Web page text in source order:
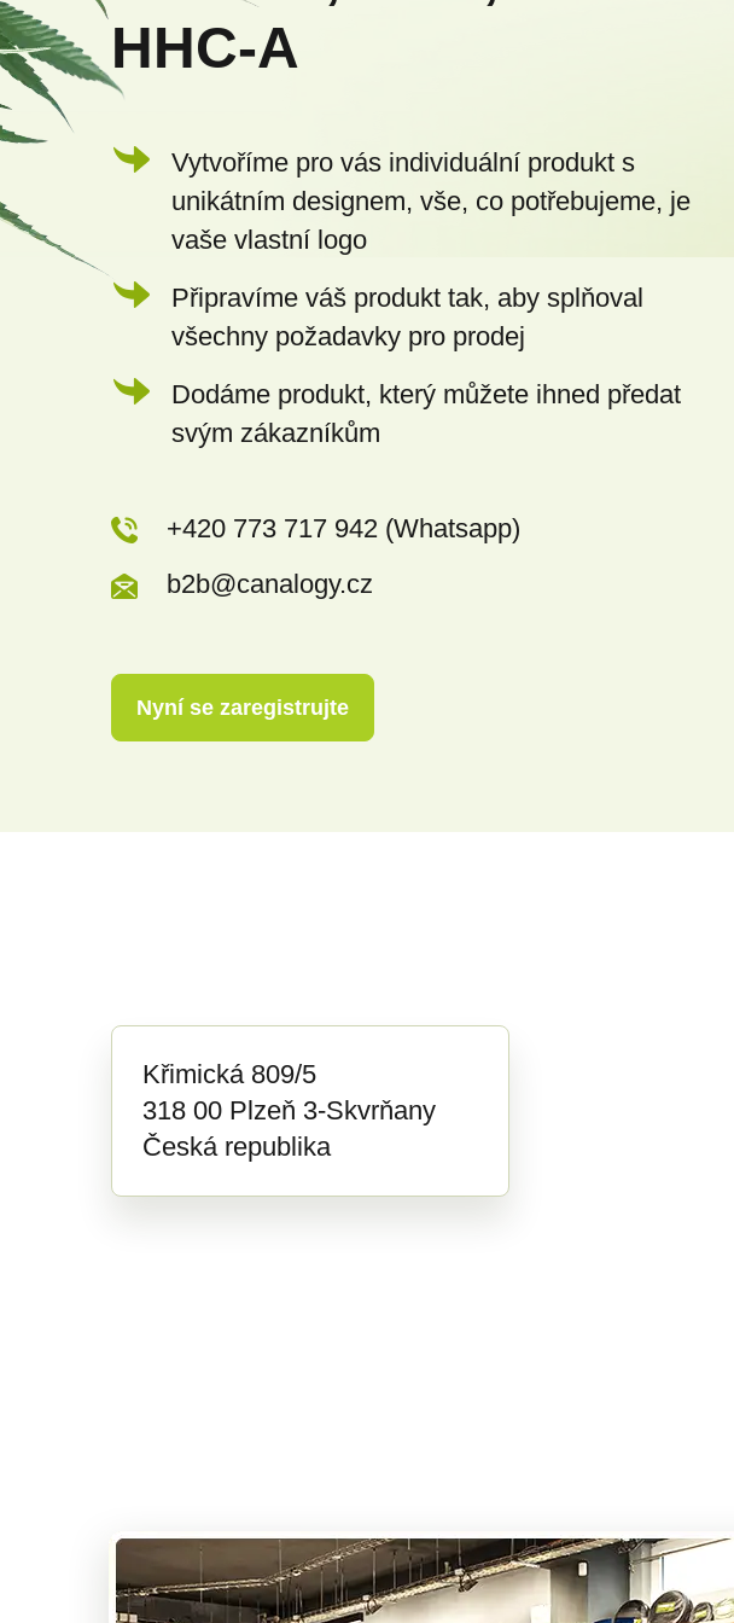
í
HHC-A
Vytvoříme pro vás individuální produkt s
unikátním designem, vše, co potřebujeme, je
vaše vlastní logo
Připravíme váš produkt tak, aby splňoval
všechny požadavky pro prodej
Dodáme produkt, který můžete ihned předat
svým zákazníkům
+420 773 717 942 (Whatsapp)
b2b@canalogy.cz
Nyní se zaregistrujte
Křimická 809/5
318 00 Plzeň 3-Skvrňany
Česká republika